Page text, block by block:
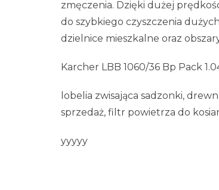
zmęczenia. Dzięki dużej
do szybkiego czyszczenia
dzielnice mieszkalne oraz
Karcher LBB 1060/36 Bp Pack
lobelia zwisająca sadzonki,
sprzedaż, filtr powietrza do
yyyyy